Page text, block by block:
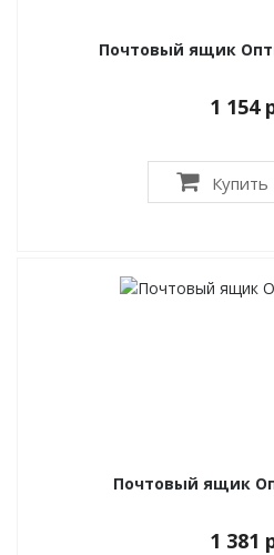
Почтовый ящик
1 154
Купить
Почтовый ящик
1 381